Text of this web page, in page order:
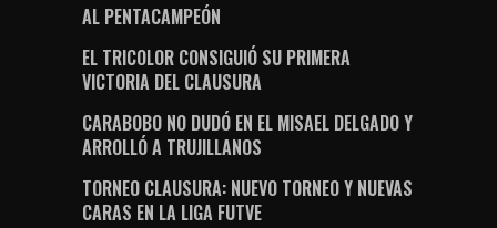
AL PENTACAMPEÓN
EL TRICOLOR CONSIGUIÓ SU PRIMERA
VICTORIA DEL CLAUSURA
CARABOBO NO DUDÓ EN EL MISAEL DELGADO Y
ARROLLÓ A TRUJILLANOS
TORNEO CLAUSURA: NUEVO TORNEO Y NUEVAS
CARAS EN LA LIGA FUTVE